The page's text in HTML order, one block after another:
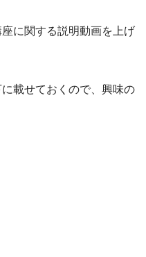
に関する説明動画を上げ
載せておくので、興味の